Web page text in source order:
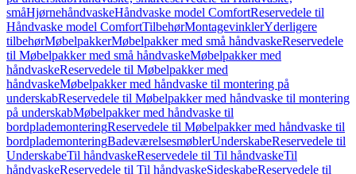
småHjørnehåndvaskeHåndvaske model ComfortReservedele til
Håndvaske model ComfortTilbehørMontagevinklerYderligere
tilbehørMøbelpakkerMøbelpakker med små håndvaskeReservedele
til Møbelpakker med små håndvaskeMøbelpakker med
håndvaskeReservedele til Møbelpakker med
håndvaskeMøbelpakker med håndvaske til montering på
underskabReservedele til Møbelpakker med håndvaske til montering
på underskabMøbelpakker med håndvaske til
bordplademonteringReservedele til Møbelpakker med håndvaske til
bordplademonteringBadeværelsesmøblerUnderskabeReservedele til
UnderskabeTil håndvaskeReservedele til Til håndvaskeTil
håndvaskeReservedele til Til håndvaskeSideskabeReservedele til